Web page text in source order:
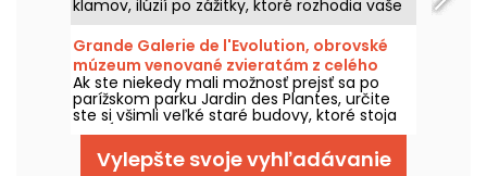
klamov, ilúzií po zážitky, ktoré rozhodia vaše
zmysly – a všetko vás čaká v srdci Paríža.
Určite si zamilujete, ako vás dokážu oklamať,
a budete si môcť zachytiť surrealistické
snímky. Do zážitkového okruhu pribudlo päť
nových interaktívnych inštalácií, je najvyšší
čas vybrať sa na cestu plnú zmyslových
objavov! A ako čerešnička na torte vás čaká
úplne nový hutný kaviareň Hans & Gretel,
ktorá vás doslova chytí svojou chuťou.
Grande Galerie de l'Evolution, obrovské
múzeum venované zvieratám z celého
sveta, v Paríži
Ak ste niekedy mali možnosť prejsť sa po
parížskom parku Jardin des Plantes, určite
ste si všimli veľké staré budovy, ktoré stoja
pozdĺž cesty: ide o Prírodovedné múzeum,
ktorého súčasťou je aj Grande Galerie de
l'Evolution.
Vylepšte svoje vyhľadávanie